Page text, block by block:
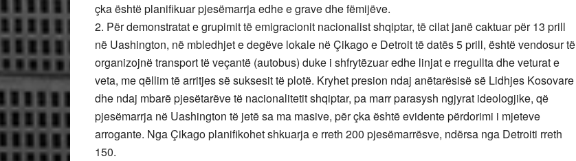
çka është planifikuar pjesëmarrja edhe e grave dhe fëmijëve.
2. Për demonstratat e grupimit të emigracionit nacionalist shqiptar, të cilat janë caktuar për 13 prill
në Uashington, në mbledhjet e degëve lokale në Çikago e Detroit të datës 5 prill, është vendosur të
organizojnë transport të veçantë (autobus) duke i shfrytëzuar edhe linjat e rregullta dhe veturat e
veta, me qëllim të arritjes së suksesit të plotë. Kryhet presion ndaj anëtarësisë së Lidhjes Kosovare
dhe ndaj mbarë pjesëtarëve të nacionalitetit shqiptar, pa marr parasysh ngjyrat ideologjike, që
pjesëmarrja në Uashington të jetë sa ma masive, për çka është evidente përdorimi i mjeteve
arrogante. Nga Çikago planifikohet shkuarja e rreth 200 pjesëmarrësve, ndërsa nga Detroiti rreth
150.